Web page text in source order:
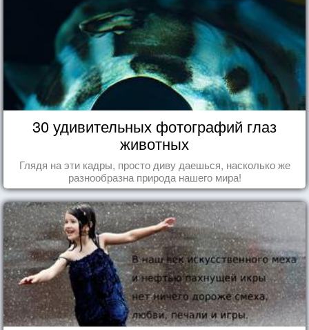
30 удивительных фотографий глаз
животных
Глядя на эти кадры, просто диву даешься, насколько же
разнообразна природа нашего мира!